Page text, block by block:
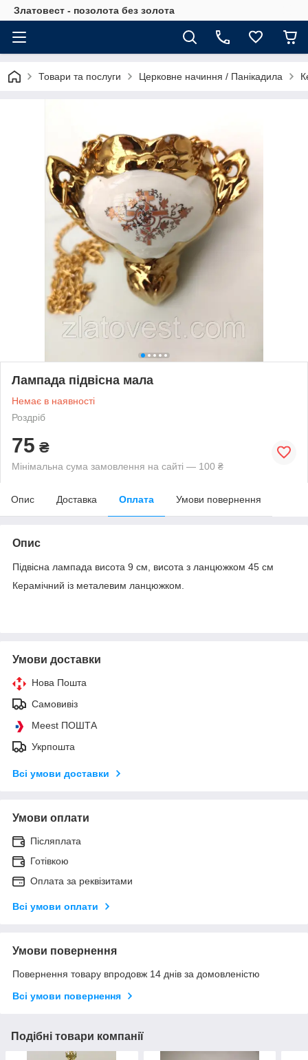
Златовест - позолота без золота
Товари та послуги Церковне начиння / Панікадила
Лампада підвісна мала
Немає в наявності
Роздріб
75 ₴
Мінімальна сума замовлення на сайті — 100 ₴
Опис Доставка Оплата Умови повернення
Опис
Підвісна лампада висота 9 см, висота з ланцюжком 45 см
Керамічний із металевим ланцюжком.
Умови доставки
Нова Пошта
Самовивіз
Meest ПОШТА
Укрпошта
Всі умови доставки
Умови оплати
Післяплата
Готівкою
Оплата за реквізитами
Всі умови оплати
Умови повернення
Повернення товару впродовж 14 днів за домовленістю
Всі умови повернення
Подібні товари компанії